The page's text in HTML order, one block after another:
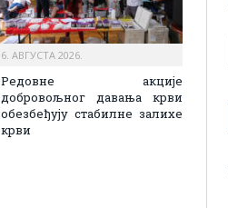
6. АВГУСТА 2026.
Редовне акције
добровољног давања крви
обезбеђују стабилне залихе
крви